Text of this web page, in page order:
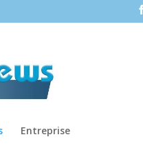
Entreprise